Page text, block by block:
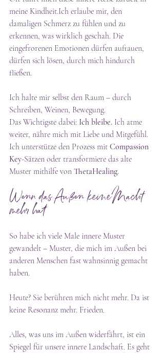
meine Kindheit.Ich erlaube mir, den
damaligen Schmerz zu fühlen und zu
erkennen, was wirklich geschah. Die
eingefrorenen Emotionen dürfen auftauen,
dürfen sich lösen, durch mich hindurch
fließen.
Ich halte mir selbst den Raum – durch
Schreiben, Weinen, Bewegung.
Das Wichtigste dabei: Ich bleibe. Ich atme
weiter, nähre mich mit Liebe und Mitgefühl.
Ich unterstütze den Prozess mit Compassion
Key-Sätzen oder transformiere das alte
Muster mithilfe von ThetaHealing.
Wenn das Außen keine Macht
mehr hat
So habe ich viele Male innere Muster
gewandelt – Muster, die mich im Außen bei
anderen Menschen fast wahnsinnig gemacht
haben.
Heute? Sie berühren mich nicht mehr. Da ist
keine Resonanz mehr. Frieden.
Alles, was uns im Außen widerfährt, ist ein
Spiegel für unsere innere Landschaft. Es geht